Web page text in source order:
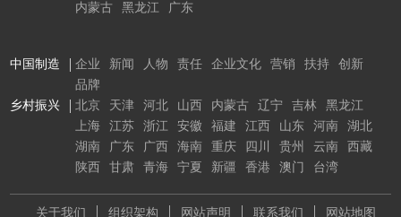
内蒙古
黑龙江 广东
中国制造 企业 新闻 人物 责任 企业文化 营销 扶持
创新
品牌
乡村振兴
北京 天津 河北 山西 内蒙古 辽宁 吉林
黑龙江
上海
江苏 浙江 安徽 福建 江西 山东 河南
湖北
湖南
广东 广西 海南 重庆 四川 贵州 云南
西藏
陕西
甘肃 青海 宁夏 新疆 香港 澳门 台湾
关于我们 组织架构 网站声明 联系我们 网站地图